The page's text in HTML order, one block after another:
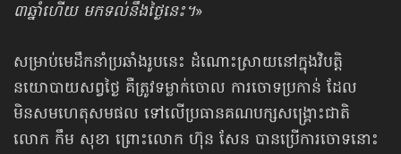
៣ឆ្នាំហើយ មកទល់​នឹងថ្ងៃនេះ។»
សម្រាប់មេដឹកនាំប្រឆាំងរូបនេះ ដំណោះស្រាយ​នៅក្នុង​វិបត្តិ
នយោបាយ​សព្វថ្ងៃ គឺត្រូវ​ទម្លាក់ចោល​ ការចោទ​ប្រកាន់ ដែល
មិនសមហេតុសមផល ​ទៅលើប្រធាន​គណបក្ស​សង្គ្រោះ​​ជាតិ
លោក កឹម សុខា ព្រោះលោក ហ៊ុន សែន បានប្រើការចោទនោះ